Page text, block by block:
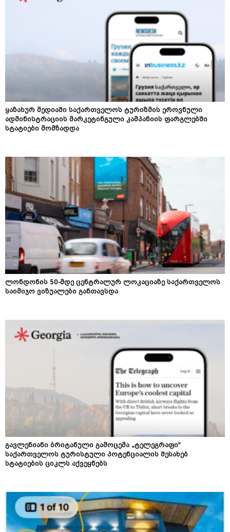
ყაზახურ მედიაში საქართველოს ტურიზმის ეროვნული
ადმინისტრაციის მარკეტინგული კამპანიის ფარგლებში
სტატიები მომზადდა
ლონდონის 50-მდე ცენტრალურ ლოკაციაზე საქართველოს
საიმიჯო ვიზუალები განთავსდა
გავლენიანი ბრიტანული გამოცემა „ტელეგრაფი“
საქართველოს ტურისტული პოტენციალის შესახებ
სტატიების ციკლს აქვეყნებს